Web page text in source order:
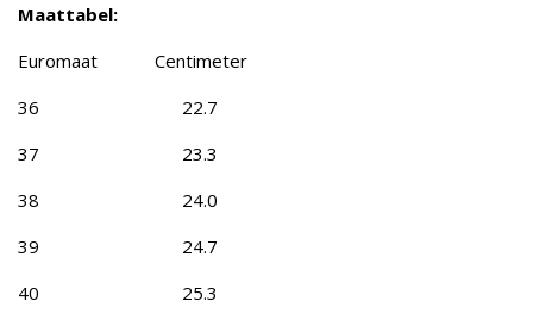
Maattabel:
Euromaat Centimeter
36 22.7
37 23.3
38 24.0
39 24.7
40 25.3